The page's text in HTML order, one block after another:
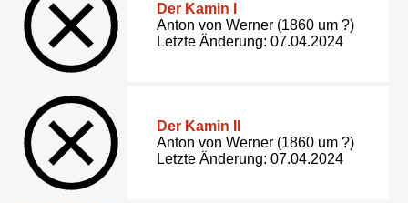
Der Kamin I
Anton von Werner (1860 um ?)
Letzte Änderung: 07.04.2024
Der Kamin II
Anton von Werner (1860 um ?)
Letzte Änderung: 07.04.2024